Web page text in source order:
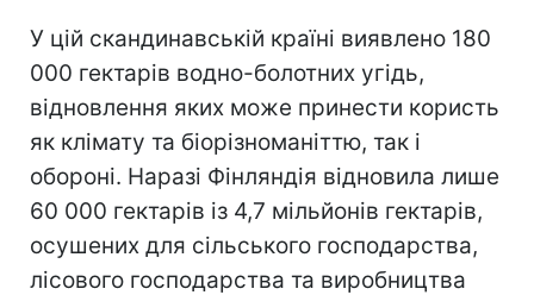
У цій скандинавській країні виявлено 180
000 гектарів водно-болотних угідь,
відновлення яких може принести користь
як клімату та біорізноманіттю, так і
обороні. Наразі Фінляндія відновила лише
60 000 гектарів із 4,7 мільйонів гектарів,
осушених для сільського господарства,
лісового господарства та виробництва